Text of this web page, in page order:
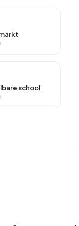
heeft
zijn er geen
school